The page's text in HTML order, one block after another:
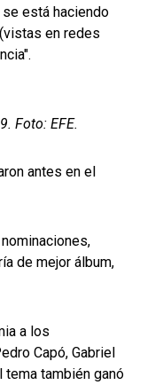
está haciendo
en redes
Foto: EFE.
antes en el
de mejor álbum,
a los
Capó, Gabriel
tema también ganó